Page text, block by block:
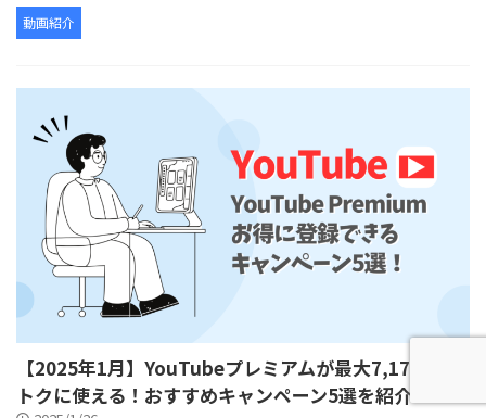
動画紹介
【2025年1月】YouTubeプレミアムが最大7,176円オ
トクに使える！おすすめキャンペーン5選を紹介！